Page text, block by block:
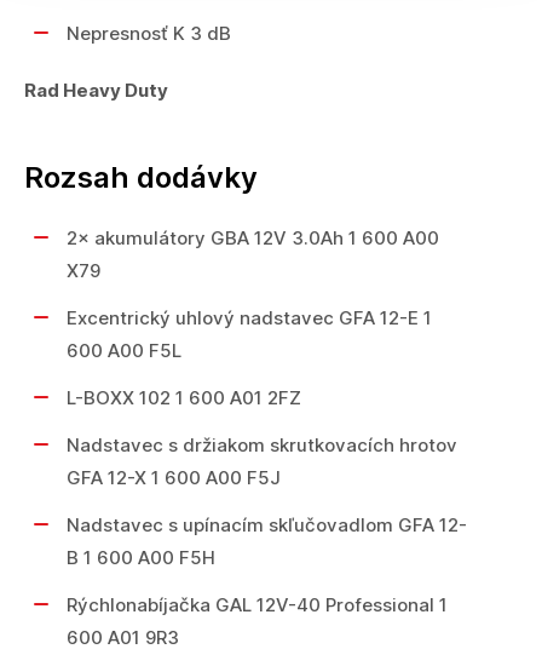
Nepresnosť K 3 dB
Rad Heavy Duty
Rozsah dodávky
2× akumulátory GBA 12V 3.0Ah 1 600 A00
X79
Excentrický uhlový nadstavec GFA 12-E 1
600 A00 F5L
L-BOXX 102 1 600 A01 2FZ
Nadstavec s držiakom skrutkovacích hrotov
GFA 12-X 1 600 A00 F5J
Nadstavec s upínacím skľučovadlom GFA 12-
B 1 600 A00 F5H
Rýchlonabíjačka GAL 12V-40 Professional 1
600 A01 9R3